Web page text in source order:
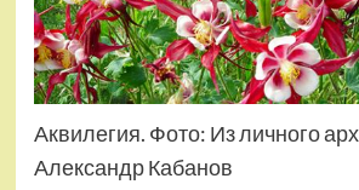
Аквилегия. Фото: Из личного
Александр Кабанов